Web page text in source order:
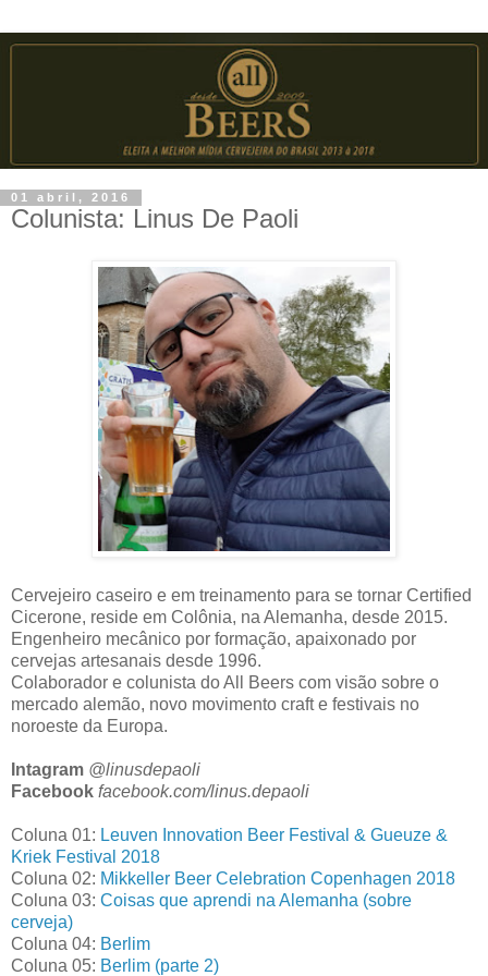
01 abril, 2016
Colunista: Linus De Paoli
Cervejeiro caseiro e em treinamento para se tornar Certified
Cicerone, reside em Colônia, na Alemanha, desde 2015.
Engenheiro mecânico por formação, apaixonado por
cervejas artesanais desde 1996.
Colaborador e colunista do All Beers com visão sobre o
mercado alemão, novo movimento craft e festivais no
noroeste da Europa.
Intagram @linusdepaoli
Facebook facebook.com/linus.depaoli
Coluna 01: Leuven Innovation Beer Festival & Gueuze &
Kriek Festival 2018
Coluna 02: Mikkeller Beer Celebration Copenhagen 2018
Coluna 03: Coisas que aprendi na Alemanha (sobre
cerveja)
Coluna 04: Berlim
Coluna 05: Berlim (parte 2)